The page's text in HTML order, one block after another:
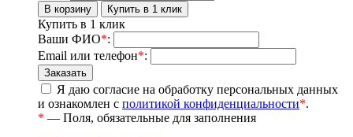
Купить в 1 клик
Ваши ФИО*:
Email или телефон*:
Я даю согласие на обработку персональных данных
и ознакомлен с политикой конфиденциальности*.
* — Поля, обязательные для заполнения